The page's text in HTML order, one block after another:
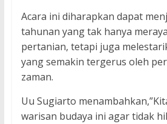
Acara ini diharapkan dapat
tahunan yang tak hanya
pertanian, tetapi juga
yang semakin tergerus oleh
zaman.
Uu Sugiarto
warisan budaya ini agar tidak